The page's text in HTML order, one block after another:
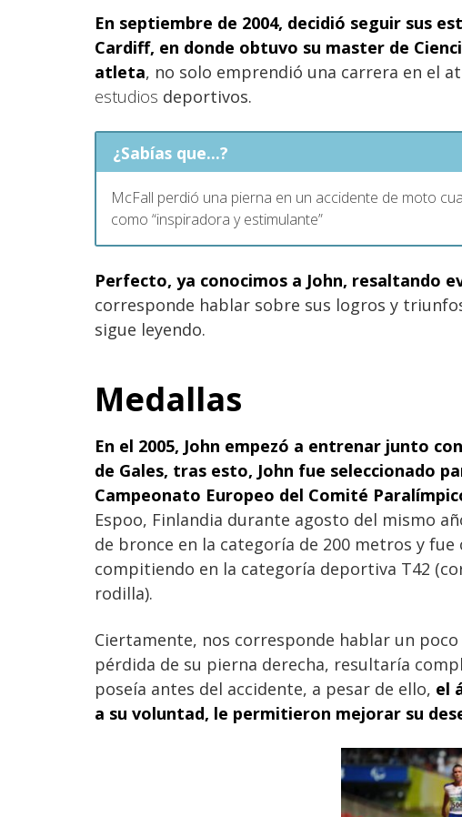
En septiembre de 2004, decidió seguir sus
Cardiff, en donde obtuvo su master de
atleta, no solo emprendió una carrera en el
estudios deportivos.
¿Sabías que...?
McFall perdió una pierna en un accidente de moto
como “inspiradora y estimulante”
Perfecto, ya conocimos a John, resaltando
corresponde hablar sobre sus logros y
sigue leyendo.
Medallas
En el 2005, John empezó a entrenar junto
de Gales, tras esto, John fue seleccionado
Campeonato Europeo del Comité
Espoo, Finlandia durante agosto del mismo
de bronce en la categoría de 200 metros y
compitiendo en la categoría deportiva T42
rodilla).
Ciertamente, nos corresponde hablar un poco
pérdida de su pierna derecha, resultaría
poseía antes del accidente, a pesar de ello, el
a su voluntad, le permitieron mejorar su